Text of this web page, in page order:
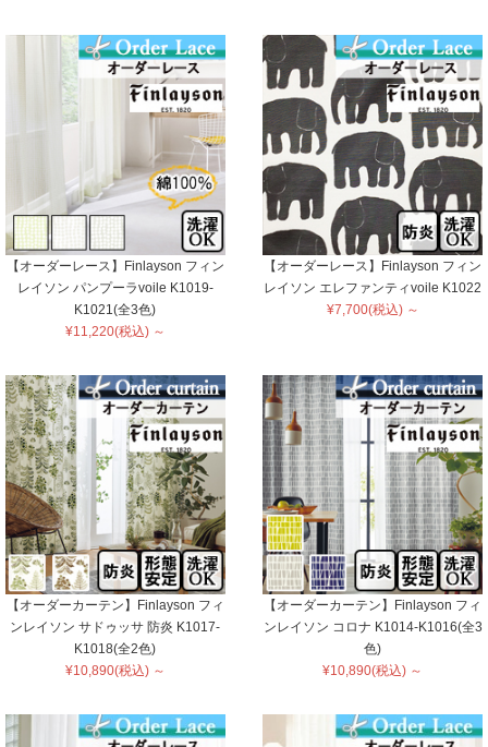
【オーダーレース】Finlayson フィン
レイソン パンプーラvoile K1019-
K1021(全3色)
¥11,220(税込) ～
【オーダーレース】Finlayson フィン
レイソン エレファンティvoile K1022
¥7,700(税込) ～
【オーダーカーテン】Finlayson フィ
ンレイソン サドゥッサ 防炎 K1017-
K1018(全2色)
¥10,890(税込) ～
【オーダーカーテン】Finlayson フィ
ンレイソン コロナ K1014-K1016(全3
色)
¥10,890(税込) ～